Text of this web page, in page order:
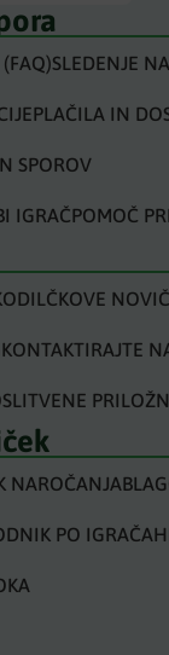
SLEDENJE
PLAČILA IN
SPOROV
IGRAČPOMOČ
KONTAKTIRAJTE
NAROČANJA
PO IGRAČAH